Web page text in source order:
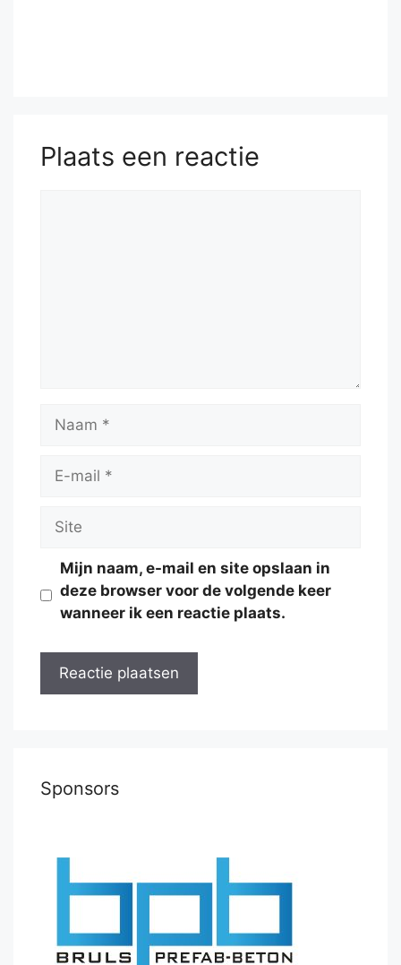
Plaats een reactie
Naam
Site
Mijn naam, e-mail en site opslaan in
deze browser voor de volgende keer
wanneer ik een reactie plaats.
Sponsors